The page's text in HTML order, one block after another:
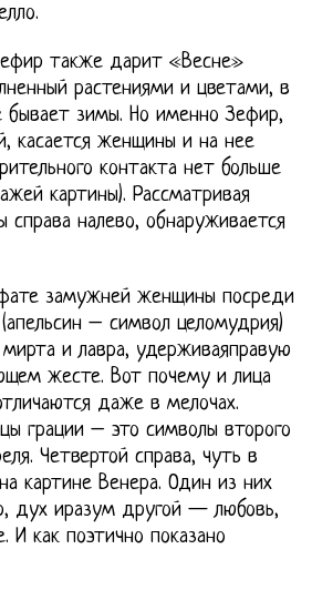
также дарит «Весне»
растениями и цветами, в
бывает зимы. Но именно Зефир,
касается женщины и на нее
контакта нет больше
картины). Рассматривая
справа налево, обнаруживается
замужней женщины посреди
– символ целомудрия)
и лавра, удерживаяправую
жесте. Вот почему и лица
даже в мелочах.
грации – это символы второго
Четвертой справа, чуть в
картине Венера. Один из них
дух иразум другой — любовь,
И как поэтично показано